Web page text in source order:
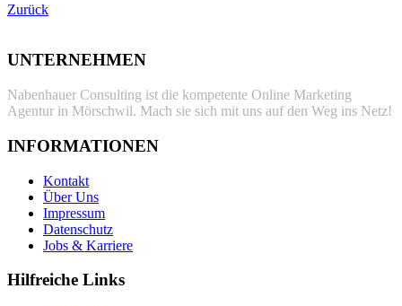
Zurück
UNTERNEHMEN
Nabenhauer Consulting ist die kompetente Online Marketing
Agentur in Mörschwil. Mach sie sich mit uns auf den Weg ins Netz!
INFORMATIONEN
Kontakt
Über Uns
Impressum
Datenschutz
Jobs & Karriere
Hilfreiche Links